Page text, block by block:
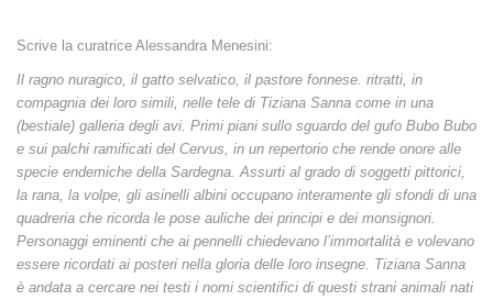
Scrive la curatrice Alessandra Menesini:
Il ragno nuragico, il gatto selvatico, il pastore fonnese. ritratti, in
compagnia dei loro simili, nelle tele di Tiziana Sanna come in una
(bestiale) galleria degli avi. Primi piani sullo sguardo del gufo Bubo Bubo
e sui palchi ramificati del Cervus, in un repertorio che rende onore alle
specie endemiche della Sardegna. Assurti al grado di soggetti pittorici,
la rana, la volpe, gli asinelli albini occupano interamente gli sfondi di una
quadreria che ricorda le pose auliche dei principi e dei monsignori.
Personaggi eminenti che ai pennelli chiedevano l’immortalità e volevano
essere ricordati ai posteri nella gloria delle loro insegne. Tiziana Sanna
è andata a cercare nei testi i nomi scientifici di questi strani animali nati